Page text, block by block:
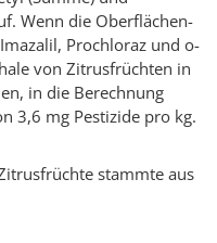
Wenn die Oberflächen­
Prochloraz und o-
von Zitrusfrüchten in
in die Berechnung
3,6 mg Pestizide pro kg.
stammte aus